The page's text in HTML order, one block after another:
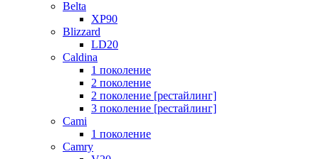
Belta
XP90
Blizzard
LD20
Caldina
1 поколение
2 поколение
2 поколение [рестайлинг]
3 поколение [рестайлинг]
Cami
1 поколение
Camry